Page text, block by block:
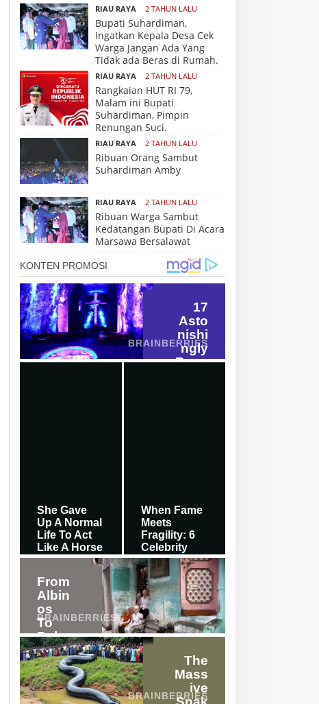
RIAU RAYA 2 TAHUN LALU
Bupati Suhardiman,
Ingatkan Kepala Desa Cek
Warga Jangan Ada Yang
Tidak ada Beras di Rumah.
RIAU RAYA 2 TAHUN LALU
Rangkaian HUT RI 79,
Malam ini Bupati
Suhardiman, Pimpin
Renungan Suci.
RIAU RAYA 2 TAHUN LALU
Ribuan Orang Sambut
Suhardiman Amby
RIAU RAYA 2 TAHUN LALU
Ribuan Warga Sambut
Kedatangan Bupati Di Acara
Marsawa Bersalawat